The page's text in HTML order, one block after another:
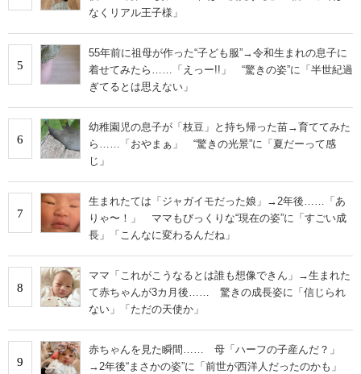
なくリアル王子様」
5
55年前に祖母が作った“子ども服”→令和生まれの息子に
着せてみたら……「えっー!!」 “驚きの姿”に「半世紀過
ぎてるとは思えない」
6
幼稚園児の息子が「枝豆」と持ち帰った苗→育ててみた
ら……「おやまぁ」 “驚きの光景”に「夏だーって感
じ」
7
生まれたては「ジャガイモだった娘」→2年後……「あ
りゃ〜！」 ママもびっくりな“現在の姿”に「すごい成
長」「こんなに変わるんだね」
8
ママ「これがこうなるとは誰も想像できん」→生まれた
て赤ちゃんが3カ月後…… 驚きの成長姿に「信じられ
ない」「ただの天使か」
9
赤ちゃんを見た瞬間…… 母「ハーフの子産んだ？」
→2年後“まさかの姿”に「前世が西洋人だったのかも」